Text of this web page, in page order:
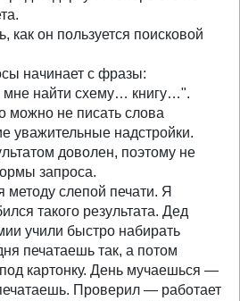
как он пользуется поисковой
начинает с фразы:
мне найти схему… книгу…".
можно не писать слова
уважительные надстройки.
доволен, поэтому не
запроса.
методу слепой печати. Я
такого результата. Дед
учили быстро набирать
печатаешь так, а потом
картонку. День мучаешься —
Проверил — работает